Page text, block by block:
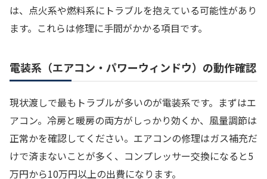
は、点火系や燃料系にトラブルを抱えている可能性があり
ます。これらは修理に手間がかかる項目です。
電装系（エアコン・パワーウィンドウ）の動作確認
現状渡しで最もトラブルが多いのが電装系です。まずはエ
アコン。冷房と暖房の両方がしっかり効くか、風量調節は
正常かを確認してください。エアコンの修理はガス補充だ
けで済まないことが多く、コンプレッサー交換になると5
万円から10万円以上の出費になります。